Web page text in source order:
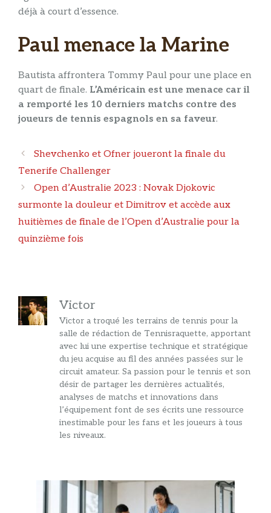
déjà à court d’essence.
Paul menace la Marine
Bautista affrontera Tommy Paul pour une place en
quart de finale. L’Américain est une menace car il
a remporté les 10 derniers matchs contre des
joueurs de tennis espagnols en sa faveur.
Navigation
des
articles
Shevchenko et Ofner joueront la finale du
Tenerife Challenger
Open d’Australie 2023 : Novak Djokovic
surmonte la douleur et Dimitrov et accède aux
huitièmes de finale de l’Open d’Australie pour la
quinzième fois
Victor
Victor a troqué les terrains de tennis pour la
salle de rédaction de Tennisraquette, apportant
avec lui une expertise technique et stratégique
du jeu acquise au fil des années passées sur le
circuit amateur. Sa passion pour le tennis et son
désir de partager les dernières actualités,
analyses de matchs et innovations dans
l’équipement font de ses écrits une ressource
inestimable pour les fans et les joueurs à tous
les niveaux.